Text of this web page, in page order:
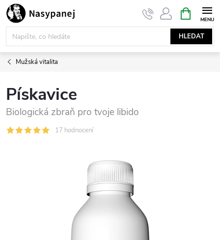
Přejít
na
obsah
HLEDAT
NÁKUPNÍ
KOŠÍK
Mužská vitalita
Pískavice
Biologická zbraň pro tvoje libido
17 hodnocení